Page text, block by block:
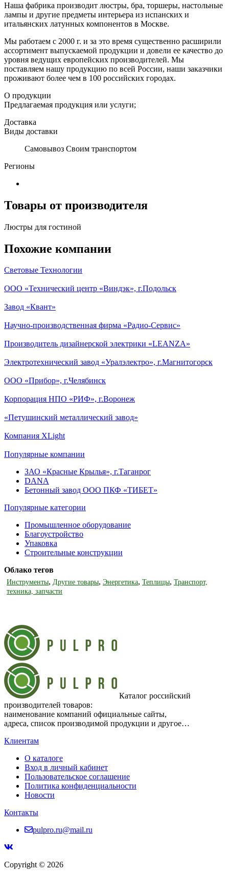
Наша фабрика производит люстры, бра, торшеры, настольные
лампы и другие предметы интерьера из испанских и
итальянских латунных компонентов в Москве.
Мы работаем с 2000 г. и за это время существенно расширили
ассортимент выпускаемой продукции и довели ее качество до
уровня ведущих европейских производителей. Мы
поставляем нашу продукцию по всей России, наши заказчики
проживают более чем в 100 российских городах.
О продукции
Предлагаемая продукция или услуги;
Доставка
Виды доставки
Самовывоз Своим транспортом
Регионы
Товары от производителя
Люстры для гостиной
Похожие компании
Световые Технологии
ООО «Технический центр «Виндэк», г.Подольск
Завод «Квант»
Научно-производственная фирма «Радио-Сервис»
Производитель дизайнерской электрики «LEANZA»
Электротехнический завод «Уралэлектро», г.Магнитогорск
ООО «Прибор», г.Челябинск
Корпорация НПО «РИФ», г.Воронеж
«Петушинский металлический завод»
Компания XLight
Популярные компании
ЗАО «Красные Крылья», г.Таганрог
DANA
Бетонный завод ООО ПКФ «ТИБЕТ»
Популярные категории
Промышленное оборудование
Благоустройство
Упаковка
Строительные конструкции
Облако тегов
Инструменты, Другие товары, Энергетика, Теплицы, Транспорт,
техника, запчасти
Каталог российский
производителей товаров:
наименование компаний официальные сайты,
адреса, список производимой продукции и другое…
Клиентам
О каталоге
Вход в личный кабинет
Пользовательское соглашение
Политика конфиденциальности
Новости
Контакты
pulpro.ru@mail.ru
Copyright © 2026